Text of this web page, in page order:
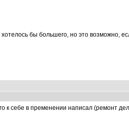
бы большего, но это возможно,
к себе в пременении написал (ремонт